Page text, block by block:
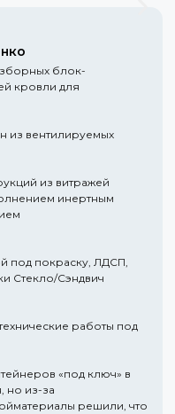
блок-
кровли для
из вентилируемых
из витражей
инертным
под покраску, ЛДСП,
Стекло/Сэндвич
работы под
«под ключ» в
но из-за
решили, что